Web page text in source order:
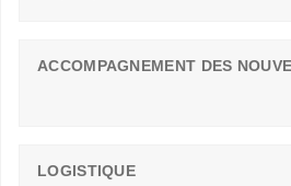
ACCOMPAGNEMENT DES
LOGISTIQUE